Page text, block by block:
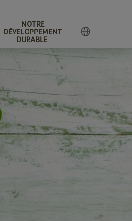
NOTRE
DÉVELOPPEMENT
DURABLE